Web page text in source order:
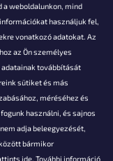
weboldalunkon, mind
használjuk fel,
vonatkozó adatokat. Az
az Ön személyes
adatainak továbbítását
sütiket és más
méréséhez és
használni, és sajnos
adja beleegyezését,
bármikor
ide. További információ